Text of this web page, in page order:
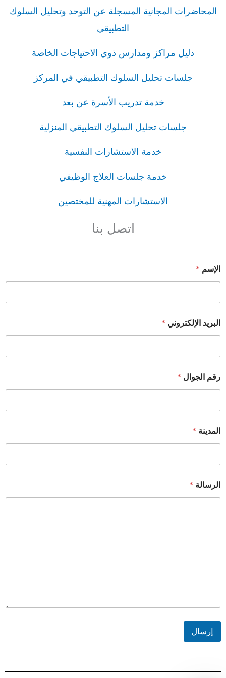
المحاضرات المجانية المسجلة عن التوحد وتحليل السلوك
التطبيقي
دليل مراكز ومدارس ذوي الاحتياجات الخاصة
جلسات تحليل السلوك التطبيقي في المركز
خدمة تدريب الأسرة عن بعد
جلسات تحليل السلوك التطبيقي المنزلية
خدمة الاستشارات النفسية
خدمة جلسات العلاج الوظيفي
الاستشارات المهنية للمختصين
اتصل بنا
الإسم *
البريد الإلكتروني *
رقم الجوال *
المدينة *
الرسالة *
إرسال